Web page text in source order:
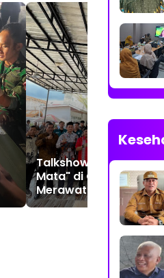
Talkshow "Peutrang
Mata" di Cafe Fora:
Merawat MoU Helsinki
untuk Pembangunan